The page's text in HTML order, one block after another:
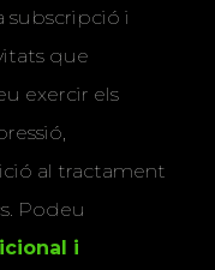
subscripció i
que
exercir els
al tractament
Podeu
i